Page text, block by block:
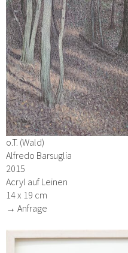
o.T. (Wald)
Alfredo Barsuglia
2015
Acryl auf Leinen
14 x 19 cm
→ Anfrage